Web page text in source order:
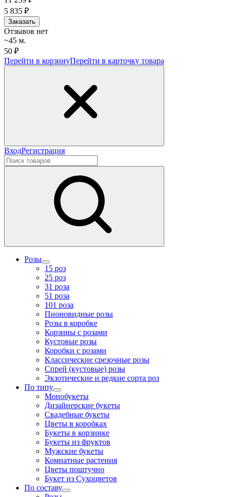
5 835 ₽
Заказать
Отзывов нет
~45 м.
50 ₽
Перейти в корзинуПерейти в карточку товара
ВходРегистрация
Розы
15 роз
25 роз
31 роза
51 роза
101 роза
Пионовидные розы
Розы в коробке
Корзины с розами
Кустовые розы
Коробки с розами
Классические срезочные розы
Спрей (кустовые) розы
Экзотические и редкие сорта роз
По типу
Монобукеты
Дизайнерские букеты
Свадебные букеты
Цветы в коробках
Букеты в корзинке
Букеты из фруктов
Мужские букеты
Комнатные растения
Цветы поштучно
Букет из Сухоцветов
По составу